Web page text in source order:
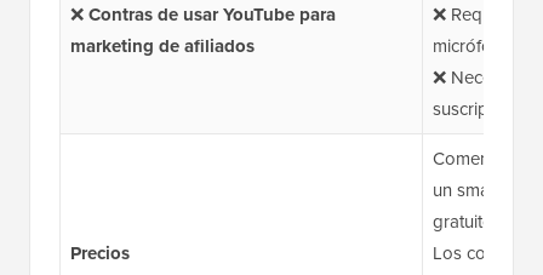
❌Contras de usar YouTube para
marketing de afiliados
❌ Requiere
micrófono y
❌ Necesita
suscriptores
Precios
un
gratuito.
Los costos